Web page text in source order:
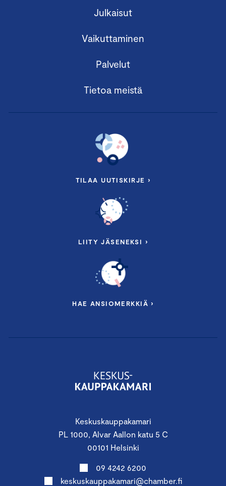
Keskuskauppakamari
PL 1000, Alvar Aallon katu 5 C
00101 Helsinki
09 4242 6200
keskuskauppakamari@chamber.fi
Julkaisut
Vaikuttaminen
Palvelut
Tietoa meistä
TILAA UUTISKIRJE ›
LIITY JÄSENEKSI ›
HAE ANSIOMERKKIÄ ›